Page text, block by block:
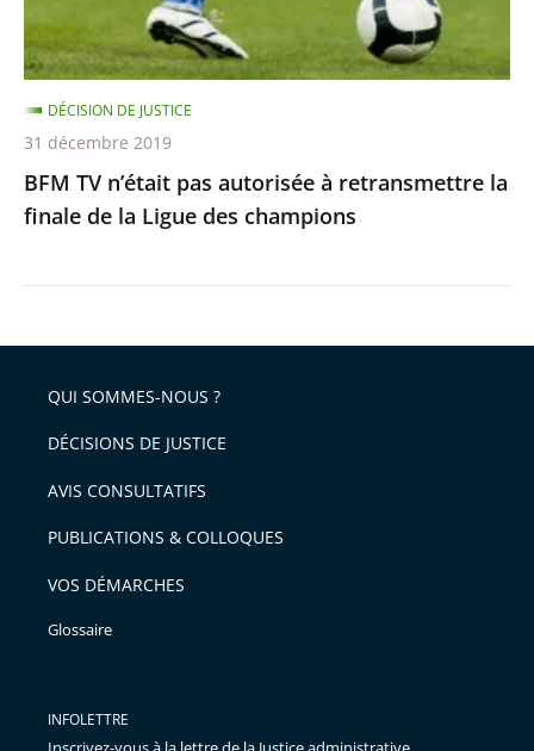
la
finale
de
la
Ligue
des
champions
BFM TV n’était pas autorisée à retransmettre la
finale de la Ligue des champions
DÉCISION DE JUSTICE
31 décembre 2019
QUI SOMMES-NOUS ?
DÉCISIONS DE JUSTICE
AVIS CONSULTATIFS
PUBLICATIONS & COLLOQUES
VOS DÉMARCHES
Glossaire
INFOLETTRE